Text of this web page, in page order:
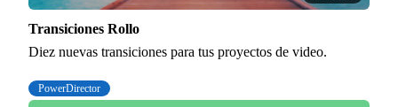
Transiciones Rollo
Diez nuevas transiciones para tus proyectos de video.
PowerDirector